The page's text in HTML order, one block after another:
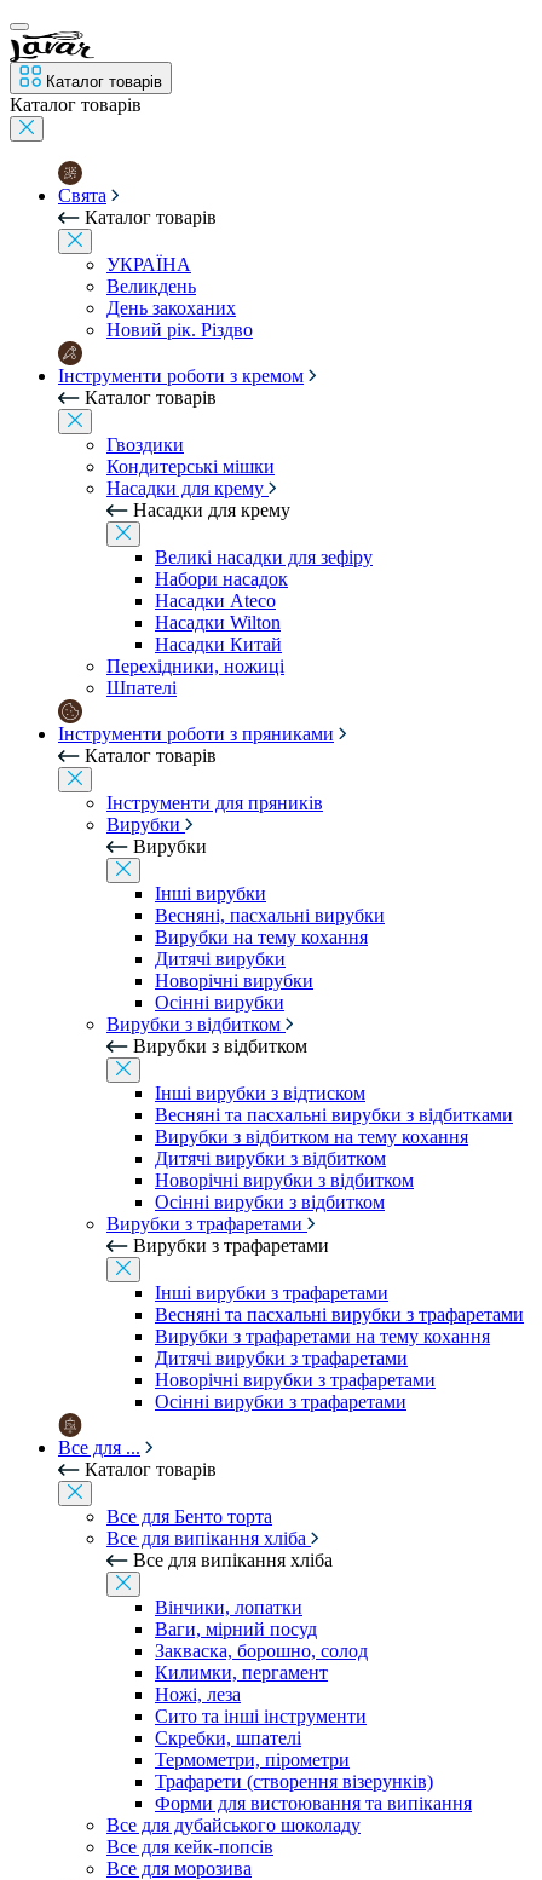
Каталог товарів
Каталог товарів
Свята
Каталог товарів
УКРАЇНА
Великдень
День закоханих
Новий рік. Різдво
Інструменти роботи з кремом
Каталог товарів
Гвоздики
Кондитерські мішки
Насадки для крему
Насадки для крему
Великі насадки для зефіру
Набори насадок
Насадки Ateco
Насадки Wilton
Насадки Китай
Перехідники, ножиці
Шпателі
Інструменти роботи з пряниками
Каталог товарів
Інструменти для пряників
Вирубки
Вирубки
Інші вирубки
Весняні, пасхальні вирубки
Вирубки на тему кохання
Дитячі вирубки
Новорічні вирубки
Осінні вирубки
Вирубки з відбитком
Вирубки з відбитком
Інші вирубки з відтиском
Весняні та пасхальні вирубки з відбитками
Вирубки з відбитком на тему кохання
Дитячі вирубки з відбитком
Новорічні вирубки з відбитком
Осінні вирубки з відбитком
Вирубки з трафаретами
Вирубки з трафаретами
Інші вирубки з трафаретами
Весняні та пасхальні вирубки з трафаретами
Вирубки з трафаретами на тему кохання
Дитячі вирубки з трафаретами
Новорічні вирубки з трафаретами
Осінні вирубки з трафаретами
Все для ...
Каталог товарів
Все для Бенто торта
Все для випікання хліба
Все для випікання хліба
Вінчики, лопатки
Ваги, мірний посуд
Закваска, борошно, солод
Килимки, пергамент
Ножі, леза
Сито та інші інструменти
Скребки, шпателі
Термометри, пірометри
Трафарети (створення візерунків)
Форми для вистоювання та випікання
Все для дубайського шоколаду
Все для кейк-попсів
Все для морозива